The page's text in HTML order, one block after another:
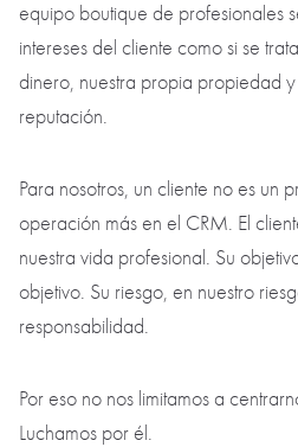
equipo boutique de profesionales
intereses del cliente como si se
dinero, nuestra propia propiedad
reputación.
Para nosotros, un cliente no es un
operación más en el CRM. El
nuestra vida profesional. Su
objetivo. Su riesgo, en nuestro
responsabilidad.
Por eso no nos limitamos a
Luchamos por él.